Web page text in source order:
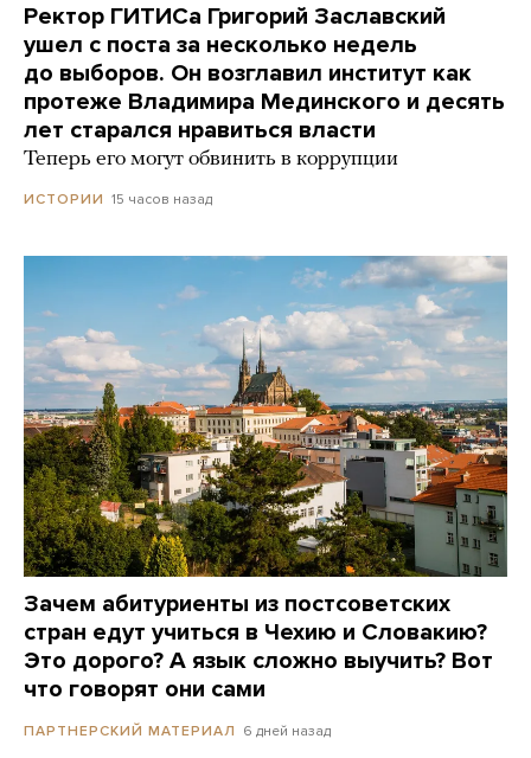
Ректор ГИТИСа Григорий Заславский
ушел с поста за несколько недель
до выборов. Он возглавил институт как
протеже Владимира Мединского и десять
лет старался нравиться власти
Теперь его могут обвинить в коррупции
ИСТОРИИ 15 часов назад
Зачем абитуриенты из постсоветских
стран едут учиться в Чехию и Словакию?
Это дорого? А язык сложно выучить? Вот
что говорят они сами
ПАРТНЕРСКИЙ МАТЕРИАЛ 6 дней назад